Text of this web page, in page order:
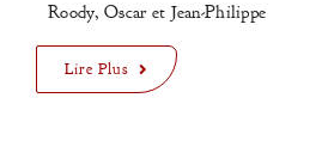
Roody, Oscar et Jean-Philippe
Lire Plus